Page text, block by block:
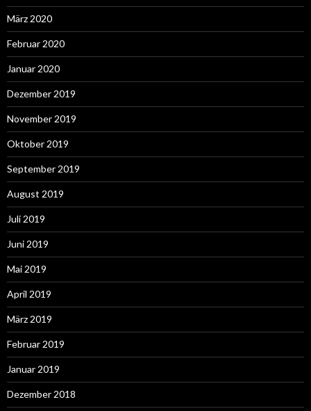
März 2020
Februar 2020
Januar 2020
Dezember 2019
November 2019
Oktober 2019
September 2019
August 2019
Juli 2019
Juni 2019
Mai 2019
April 2019
März 2019
Februar 2019
Januar 2019
Dezember 2018